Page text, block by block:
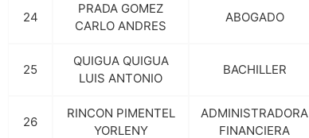
24
PRADA GOMEZ
CARLO ANDRES
ABOGADO
25
QUIGUA QUIGUA
LUIS ANTONIO
BACHILLER
26
RINCON PIMENTEL
YORLENY
ADMINISTRADORA
FINANCIERA